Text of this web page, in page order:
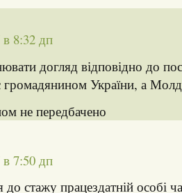
в 8:32 дп
догляд відповідно до
громадянином України, а
не передбачено
в 7:50 дп
до стажу працездатній особі